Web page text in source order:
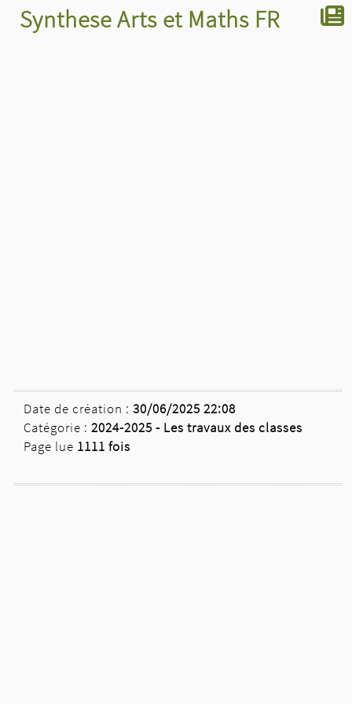
Synthese Arts et Maths FR
Date de création : 30/06/2025 22:08
Catégorie : 2024-2025 - Les travaux des classes
Page lue 1111 fois